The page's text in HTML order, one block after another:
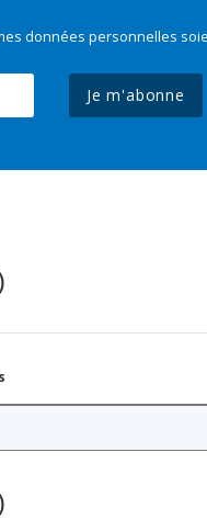
données personnelles
Je m'abonne